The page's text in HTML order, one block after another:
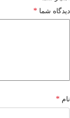
دیدگاه شما *
نام *